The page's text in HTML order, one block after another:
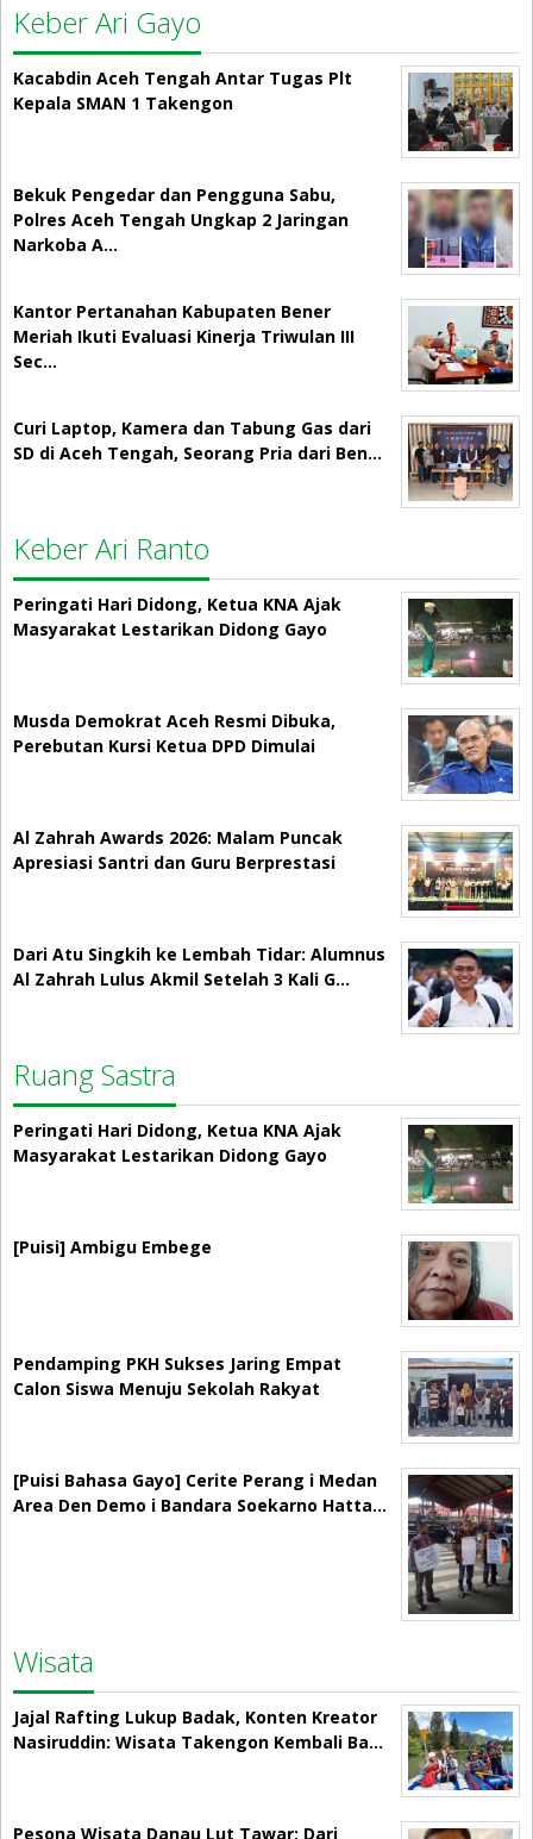
Keber Ari Gayo
Kacabdin Aceh Tengah Antar Tugas Plt
Kepala SMAN 1 Takengon
Bekuk Pengedar dan Pengguna Sabu,
Polres Aceh Tengah Ungkap 2 Jaringan
Narkoba A…
Kantor Pertanahan Kabupaten Bener
Meriah Ikuti Evaluasi Kinerja Triwulan III
Sec…
Curi Laptop, Kamera dan Tabung Gas dari
SD di Aceh Tengah, Seorang Pria dari Ben…
Keber Ari Ranto
Peringati Hari Didong, Ketua KNA Ajak
Masyarakat Lestarikan Didong Gayo
Musda Demokrat Aceh Resmi Dibuka,
Perebutan Kursi Ketua DPD Dimulai
Al Zahrah Awards 2026: Malam Puncak
Apresiasi Santri dan Guru Berprestasi
Dari Atu Singkih ke Lembah Tidar: Alumnus
Al Zahrah Lulus Akmil Setelah 3 Kali G…
Ruang Sastra
Peringati Hari Didong, Ketua KNA Ajak
Masyarakat Lestarikan Didong Gayo
[Puisi] Ambigu Embege
Pendamping PKH Sukses Jaring Empat
Calon Siswa Menuju Sekolah Rakyat
[Puisi Bahasa Gayo] Cerite Perang i Medan
Area Den Demo i Bandara Soekarno Hatta…
Wisata
Jajal Rafting Lukup Badak, Konten Kreator
Nasiruddin: Wisata Takengon Kembali Ba…
Pesona Wisata Danau Lut Tawar: Dari